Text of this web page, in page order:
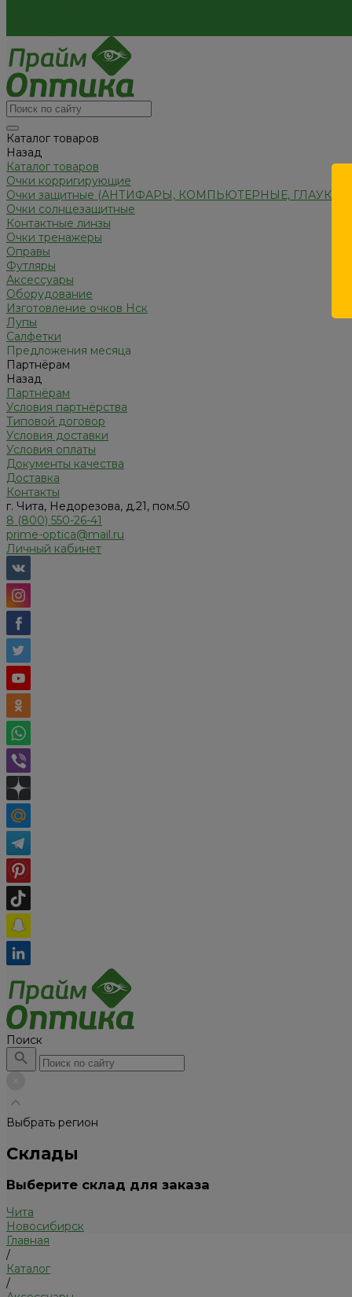
Каталог товаров
Назад
Каталог товаров
Очки корригирующие
Очки защитные (АНТИФАРЫ, КОМПЬЮТЕРНЫЕ,
Очки солнцезащитные
Контактные линзы
Очки тренажеры
Оправы
Футляры
Аксессуары
Оборудование
Изготовление очков Нск
Лупы
Салфетки
Предложения месяца
Партнёрам
Назад
Партнёрам
Условия партнёрства
Типовой договор
Условия доставки
Условия оплаты
Документы качества
Доставка
Контакты
г. Чита, Недорезова, д.21, пом.50
8 (800) 550-26-41
prime-optica@mail.ru
Личный кабинет
Поиск
Выбрать регион
Склады
Выберите склад для заказа
Чита
Новосибирск
Главная
/
Каталог
/